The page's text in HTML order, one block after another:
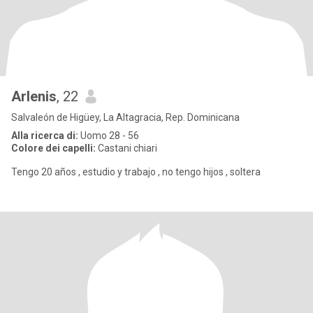
Arlenis, 22
Salvaleón de Higüey, La Altagracia, Rep. Dominicana
Alla ricerca di: Uomo 28 - 56
Colore dei capelli: Castani chiari
Tengo 20 años , estudio y trabajo , no tengo hijos , soltera